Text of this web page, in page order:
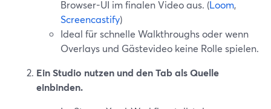
Browser-UI im finalen Video aus. (Loom,
Screencastify)
Ideal für schnelle Walkthroughs oder wenn
Overlays und Gästevideo keine Rolle spielen.
Ein Studio nutzen und den Tab als Quelle
einbinden.